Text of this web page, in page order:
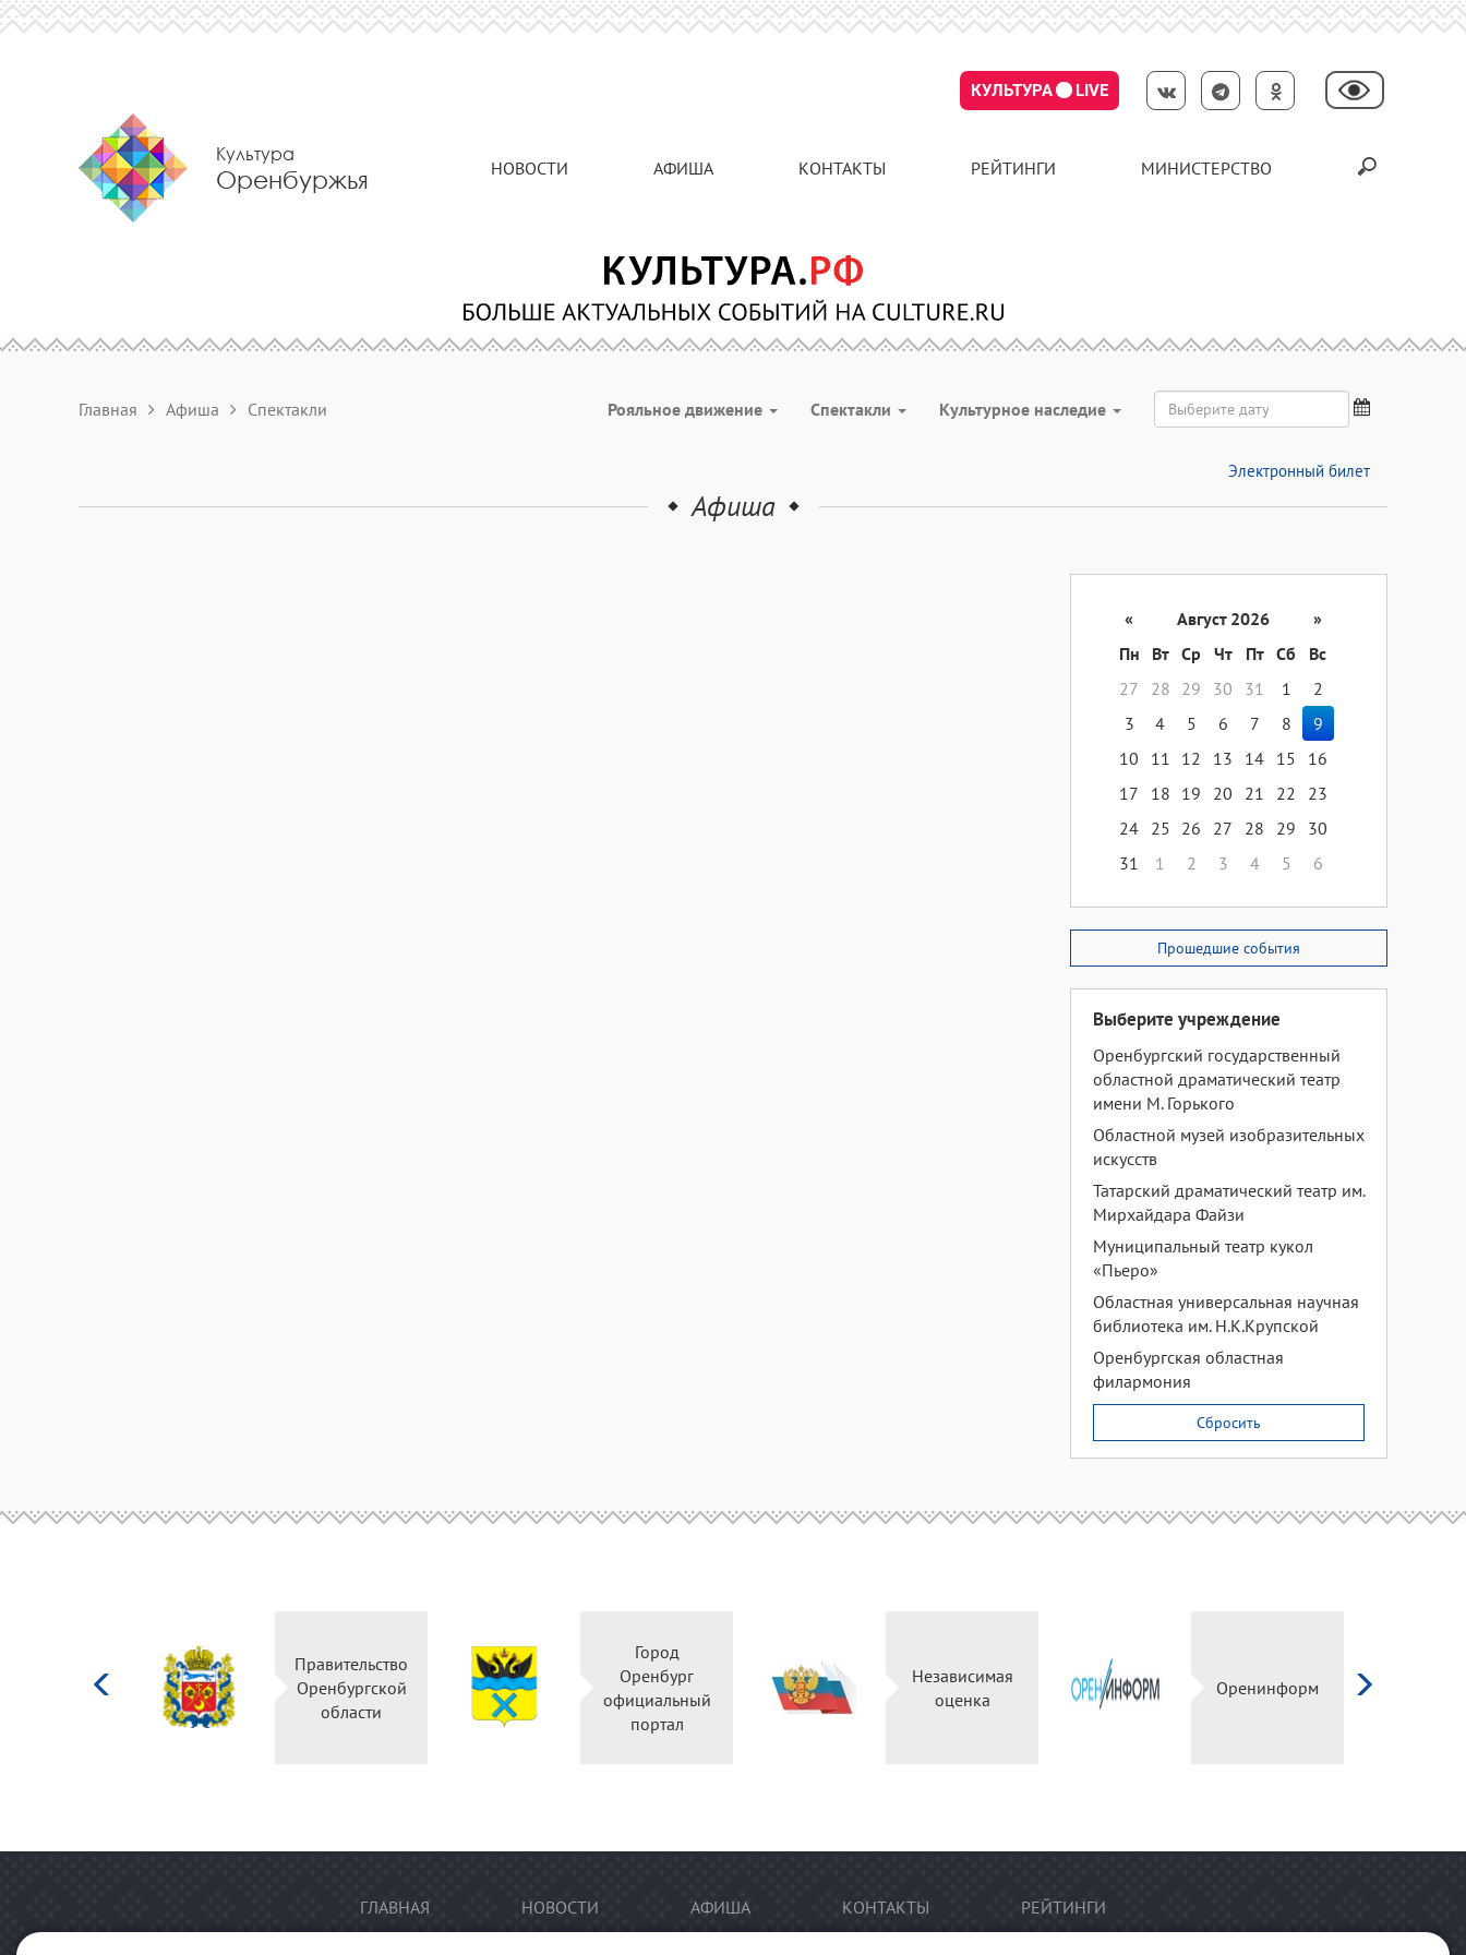
КУЛЬТУРА LIVE
Культура
Оренбуржья НОВОСТИ АФИША КОНТАКТЫ РЕЙТИНГИ МИНИСТЕРСТВО
Главная Афиша Спектакли Рояльное движение Спектакли Культурное наследие
Электронный билет
Афиша
« Август 2026
»
Пн
Вт Ср Чт Пт Сб
Вс
27
28 29 30 31 1
2
3
4 5 6 7 8
9
10
11 12 13 14 15
16
17
18 19 20 21 22
23
24 25 26 27 28 29
30
31
1 2 3 4 5 6
Прошедшие события
Выберите учреждение
Оренбургский государственный
областной драматический театр
имени М. Горького
Областной музей изобразительных
искусств
Татарский драматический театр им.
Мирхайдара Файзи
Муниципальный театр кукол
«Пьеро»
Областная универсальная научная
библиотека им. Н.К.Крупской
Оренбургская областная
филармония
Сбросить
Правительство
Оренбургской
области
Город
Оренбург
официальный
портал
Независимая
оценка
Оренинформ
ГЛАВНАЯ НОВОСТИ АФИША КОНТАКТЫ РЕЙТИНГИ